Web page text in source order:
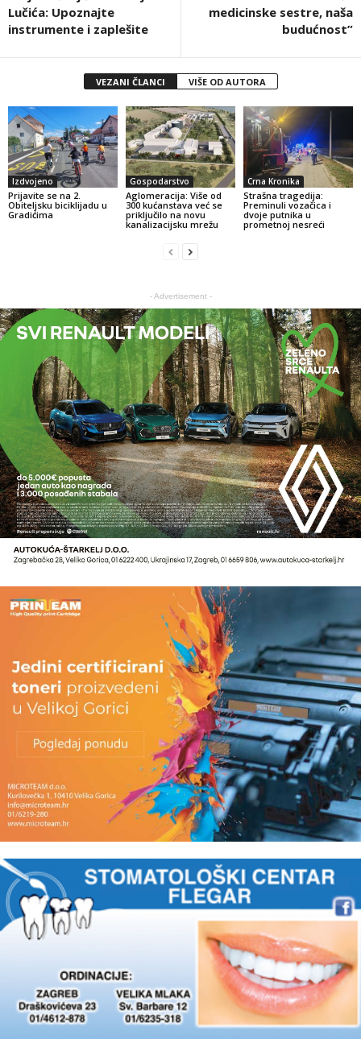
Lučića: Upoznajte
instrumente i zaplešite
medicinske sestre, naša
budućnost”
VEZANI ČLANCI VIŠE OD AUTORA
Izdvojeno
Prijavite se na 2.
Obiteljsku biciklijadu u
Gradićima
Gospodarstvo
Aglomeracija: Više od
300 kućanstava već se
priključilo na novu
kanalizacijsku mrežu
Crna Kronika
Strašna tragedija:
Preminuli vozačica i
dvoje putnika u
prometnoj nesreći
- Advertisement -